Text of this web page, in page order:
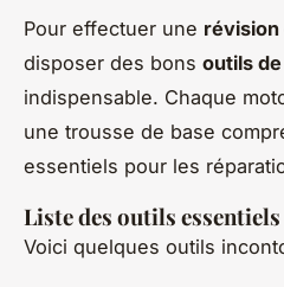
Pour effectuer une révision
disposer des bons outils
indispensable. Chaque
une trousse de base
essentiels pour les
Liste des outils essentiels
Voici quelques outils